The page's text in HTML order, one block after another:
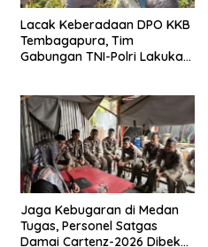
Lacak Keberadaan DPO KKB
Tembagapura, Tim
Gabungan TNI-Polri Lakukan
Jaga Kebugaran di Medan
Tugas, Personel Satgas
Damai Cartenz-2026 Dibekali